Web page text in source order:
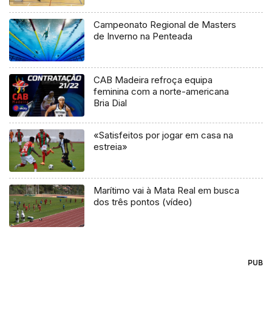
Campeonato Regional de Masters
de Inverno na Penteada
CAB Madeira refroça equipa
feminina com a norte-americana
Bria Dial
«Satisfeitos por jogar em casa na
estreia»
Marítimo vai à Mata Real em busca
dos três pontos (vídeo)
PUB